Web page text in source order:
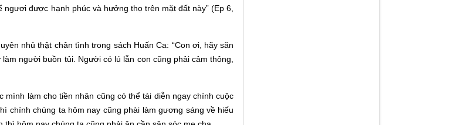
được hạnh phúc và hưởng thọ trên mặt đất này” (Ep 6,
nhủ thật chân tình trong sách Huấn Ca: “Con ơi, hãy săn
người buồn tủi. Người có lú lẫn con cũng phải cảm thông,
làm cho tiền nhân cũng có thể tái diễn ngay chính cuộc
chính chúng ta hôm nay cũng phài làm gương sáng về hiếu